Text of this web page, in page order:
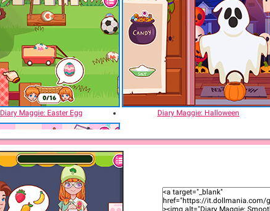
Diary Maggie: Easter Egg Diary Maggie: Halloween